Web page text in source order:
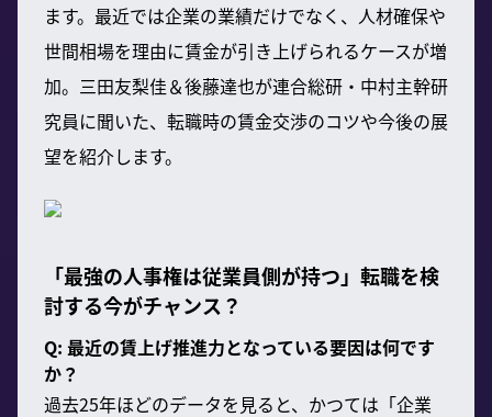
ます。最近では企業の業績だけでなく、人材確保や
世間相場を理由に賃金が引き上げられるケースが増
加。三田友梨佳＆後藤達也が連合総研・中村主幹研
究員に聞いた、転職時の賃金交渉のコツや今後の展
望を紹介します。
「最強の人事権は従業員側が持つ」転職を検
討する今がチャンス？
Q: 最近の賃上げ推進力となっている要因は何です
か？
過去25年ほどのデータを見ると、かつては「企業